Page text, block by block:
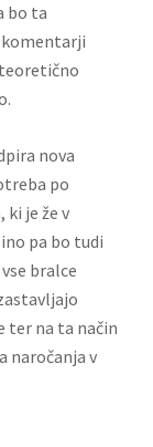
bo ta
nova
po
je že v
pa bo tudi
bralce
ter na ta način
naročanja v